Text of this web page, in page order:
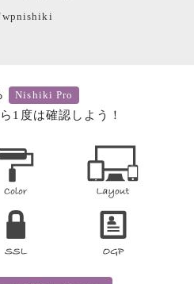
wpnishiki
Nishiki Pro
1度は確認しよう！